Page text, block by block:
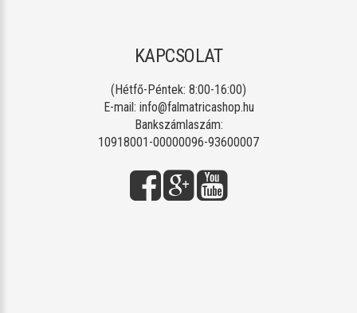
KAPCSOLAT
(Hétfő-Péntek: 8:00-16:00)
E-mail: info@falmatricashop.hu
Bankszámlaszám:
10918001-00000096-93600007